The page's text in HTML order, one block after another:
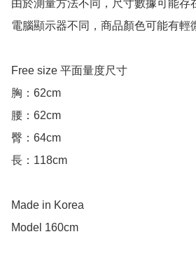
由於測量方法不同，尺寸數據可能存
電腦顯示器不同，商品顏色可能有輕
Free size 平面量度尺寸
胸：62cm
腰：62cm
臀：64cm
長：118cm
Made in Korea